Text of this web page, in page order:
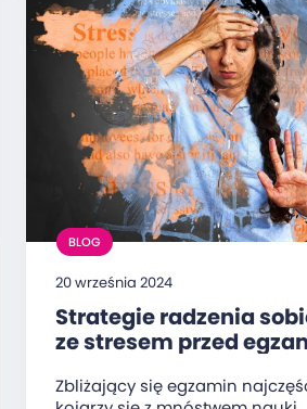
BLOG
20 września 2024
Strategie radzenia
ze stresem przed
i metody zarządzania
Zbliżający się egzamin